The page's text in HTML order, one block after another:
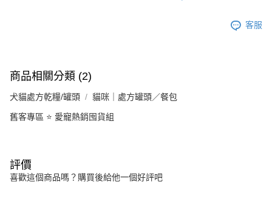
客服
商品相關分類 (2)
犬貓處方乾糧/罐頭 貓咪｜處方罐頭／餐包
舊客專區 ⭐ 愛寵熱銷囤貨組
評價
喜歡這個商品嗎？購買後給他一個好評吧